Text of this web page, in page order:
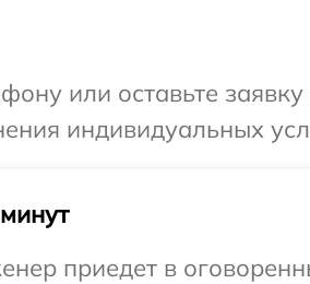
или оставьте
индивидуальных
приедет в